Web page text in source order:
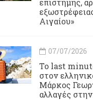
επιστήμης,
Αιγαίου»
07/07/2026
Το last
στον
Μάρκος
αλλαγές